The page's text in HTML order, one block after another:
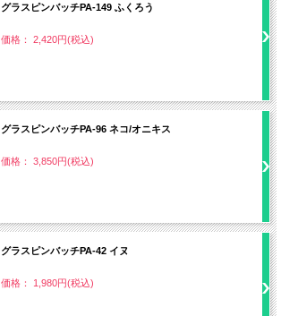
グラスピンバッチPA‐149 ふくろう
価格： 2,420円(税込)
グラスピンバッチPA‐96 ネコ/オニキス
価格： 3,850円(税込)
グラスピンバッチPA‐42 イヌ
価格： 1,980円(税込)